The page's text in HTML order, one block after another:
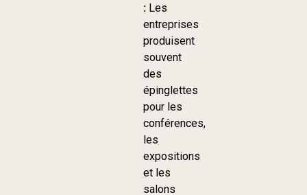
:Les
entreprises
produisent
souvent
des
épinglettes
pour les
conférences,
les
expositions
et les
salons